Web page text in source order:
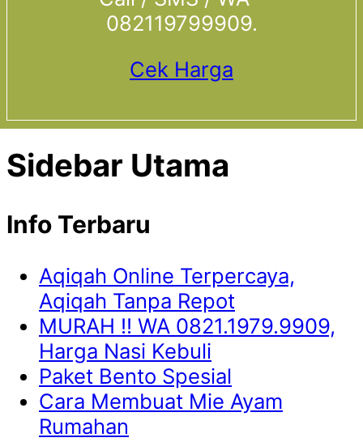
082119799909.
Cek Harga
Sidebar Utama
Info Terbaru
Aqiqah Online Terpercaya,
Aqiqah Tanpa Repot
MURAH !! WA 0821.1979.9909,
Harga Nasi Kebuli
Paket Bento Spesial
Cara Membuat Mie Ayam
Rumahan